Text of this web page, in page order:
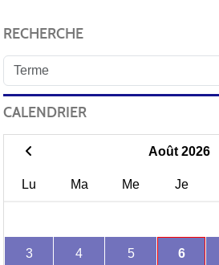
RECHERCHE
CALENDRIER
Août 2026
Lu Ma Me Je
3 4 5 6